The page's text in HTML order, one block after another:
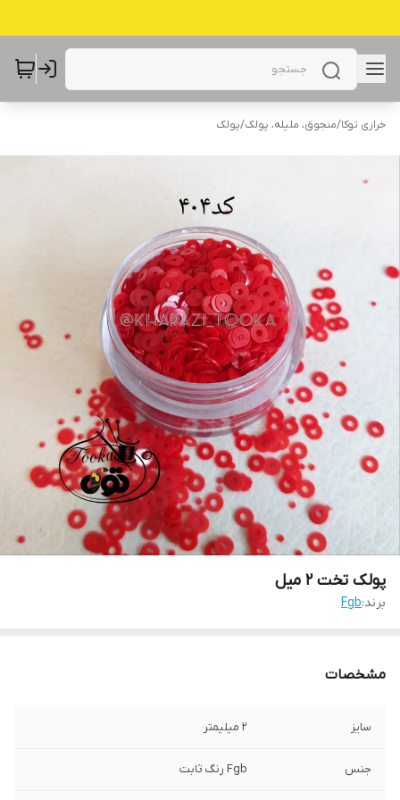
خرازی توکا/منجوق، ملیله، پولک/پولک
پولک تخت ۲ میل
برند:Fgb
مشخصات
سایز ۲ میلیمتر
جنس Fgb رنگ ثابت